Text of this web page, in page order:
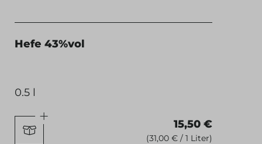
Hefe 43%vol
0.5 l
15,50 €
(31,00 € / 1 Liter)